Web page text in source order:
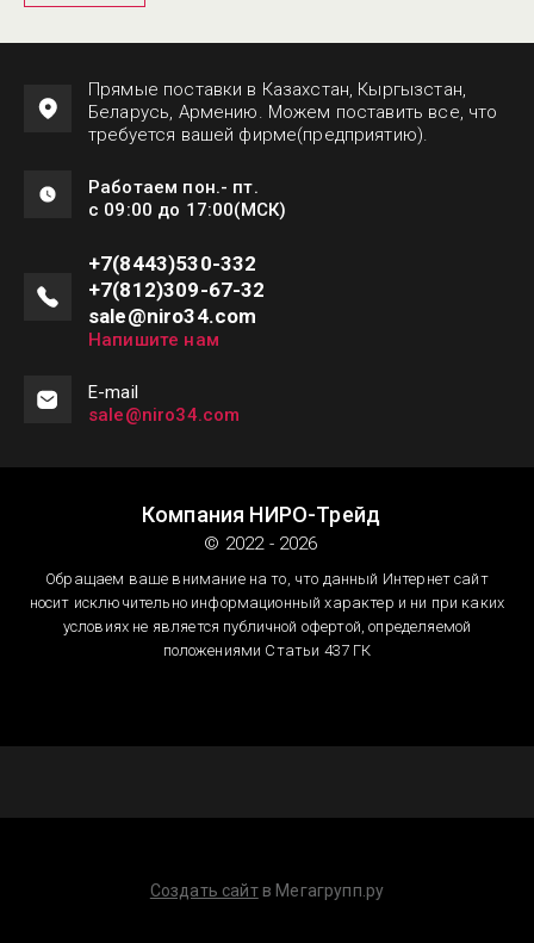
Прямые поставки в Казахстан, Кыргызстан,
Беларусь, Армению. Можем поставить все, что
требуется вашей фирме(предприятию).
Работаем пон.- пт.
с 09:00 до 17:00(МСК)
+7(8443)530-332
+7(812)309-67-32
sale@niro34.com
Напишите нам
Е-mail
sale@niro34.com
Компания НИРО-Трейд
© 2022 - 2026
Обращаем ваше внимание на то, что данный Интернет сайт
носит исключительно информационный характер и ни при каких
условиях не является публичной офертой, определяемой
положениями Статьи 437 ГК
Создать сайтв Мегагрупп.ру